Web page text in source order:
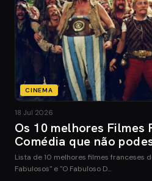
CINEMA
18 Jul 2026
Os 10 melhores Filmes
Comédia que não
Lista de 10 melhores filmes franceses
Fabulosos" e "O Fabuloso D…